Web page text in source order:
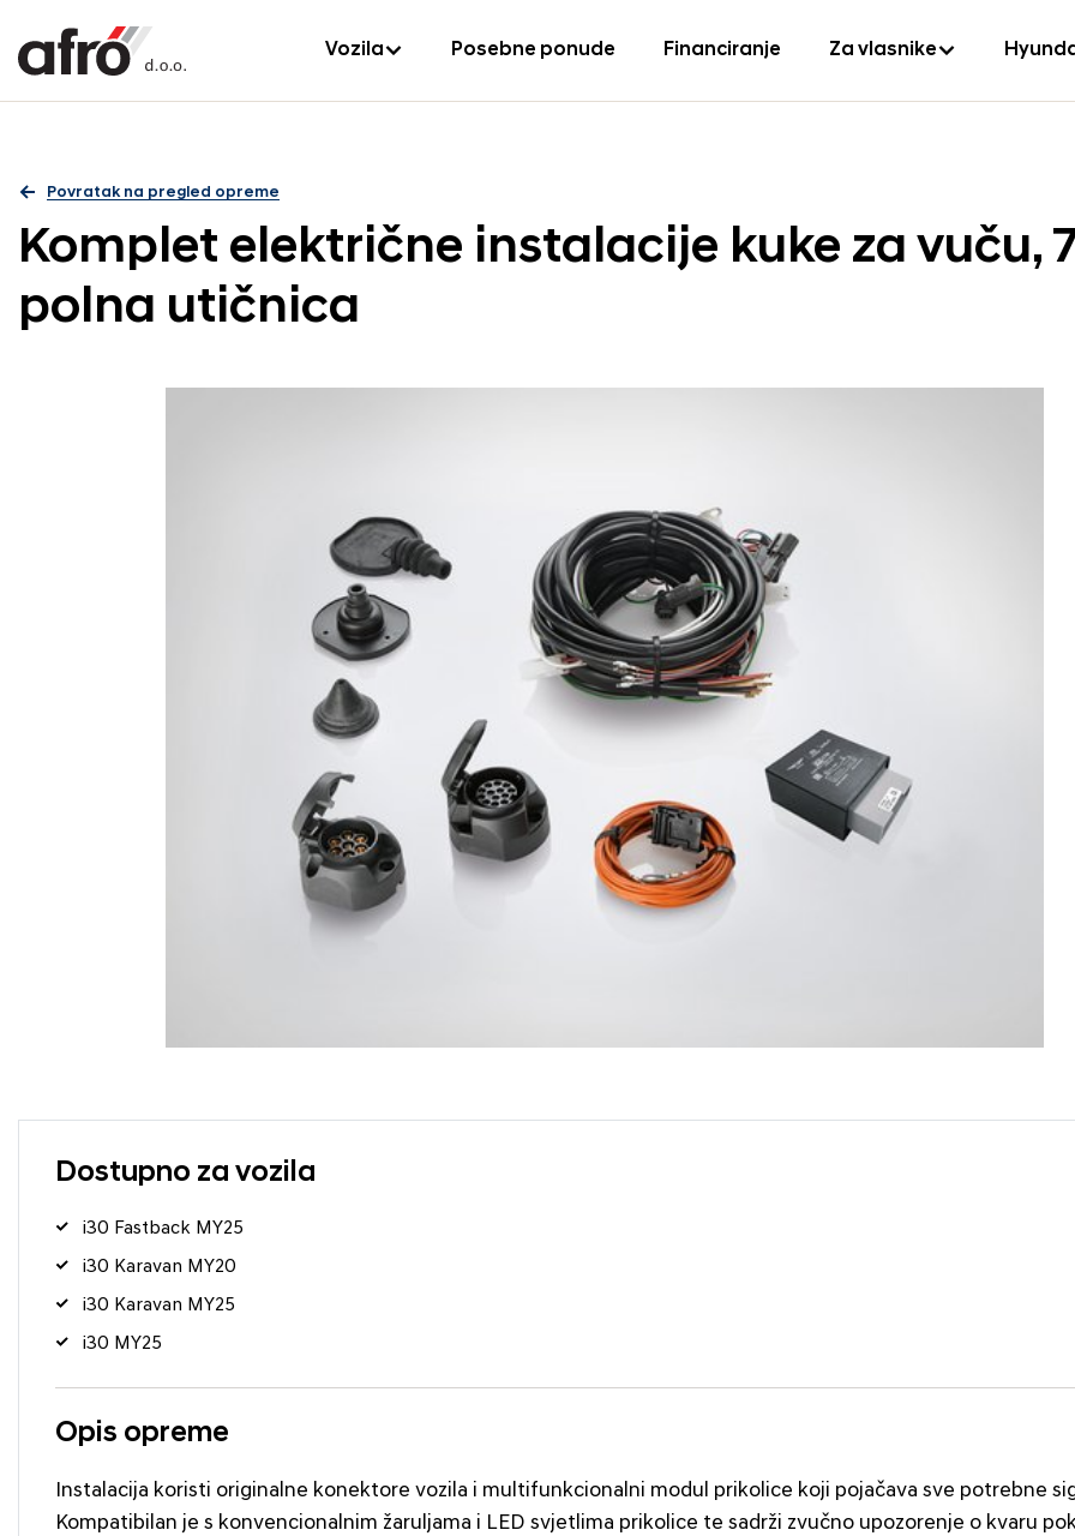
Vozila Posebne ponude Financiranje Za vlasnike
Povratak na pregled opreme
Komplet električne instalacije kuke za vuču,
polna utičnica
Dostupno za vozila
i30 Fastback MY25
i30 Karavan MY20
i30 Karavan MY25
i30 MY25
Opis opreme
Instalacija koristi originalne konektore vozila i multifunkcionalni modul prikolice koji pojačava sve potrebne
Kompatibilan je s konvencionalnim žaruljama i LED svjetlima prikolice te sadrži zvučno upozorenje o kvaru